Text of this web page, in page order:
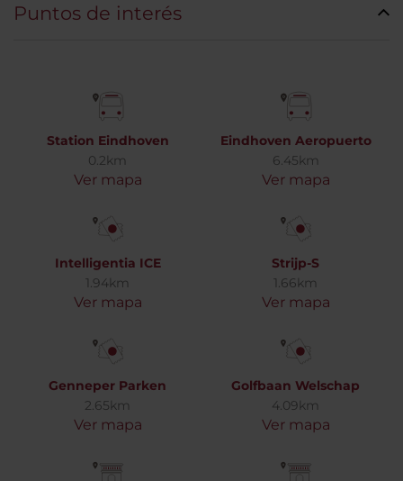
Puntos de interés
Station Eindhoven
0.2km
Ver mapa
Eindhoven Aeropuerto
6.45km
Ver mapa
Intelligentia ICE
1.94km
Ver mapa
Strijp-S
1.66km
Ver mapa
Genneper Parken
2.65km
Ver mapa
Golfbaan Welschap
4.09km
Ver mapa